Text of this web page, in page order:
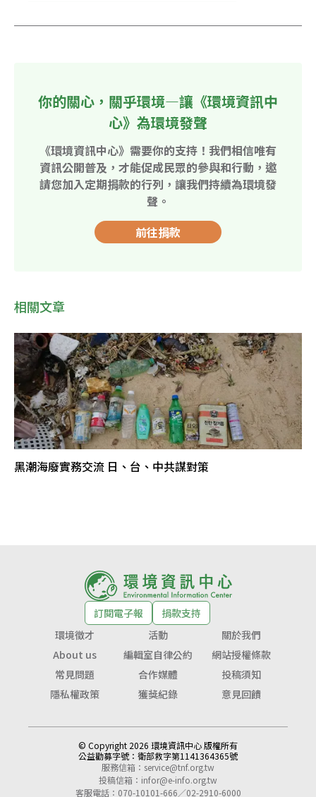
你的關心，關乎環境—讓《環境資訊中
心》為環境發聲
《環境資訊中心》需要你的支持！我們相信唯有
資訊公開普及，才能促成民眾的參與和行動，邀
請您加入定期捐款的行列，讓我們持續為環境發
聲。
前往捐款
相關文章
黑潮海廢實務交流 日、台、中共謀對策
訂閱電子報
捐款支持
環境徵才
活動
關於我們
About us
編輯室自律公約
網站授權條款
常見問題
合作媒體
投稿須知
隱私權政策
獲獎紀錄 意見回饋
© Copyright 2026 環境資訊中心 版權所有
公益勸募字號： 衛部救字第1141364365號
服務信箱： service@tnf.org.tw
投稿信箱： infor@e-info.org.tw
客服電話：070-10101-666／02-2910-6000